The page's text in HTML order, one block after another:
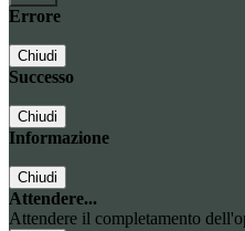
Errore
Chiudi
Successo
Chiudi
Informazione
Chiudi
Attendere...
Attendere il completamento